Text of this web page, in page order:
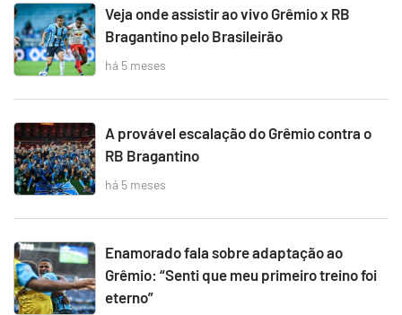
Veja onde assistir ao vivo Grêmio x RB
Bragantino pelo Brasileirão
há 5 meses
A provável escalação do Grêmio contra o
RB Bragantino
há 5 meses
Enamorado fala sobre adaptação ao
Grêmio: “Senti que meu primeiro treino foi
eterno”